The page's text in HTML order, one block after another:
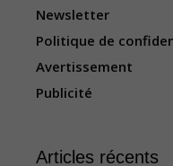
Newsletter
Politique de
Avertissement
Publicité
Articles récents